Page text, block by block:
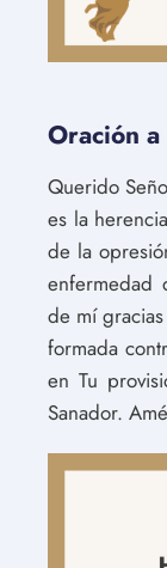
Oración
Querido
es la
de la
enfermedad
de mí
formada
en Tu
Sanador.